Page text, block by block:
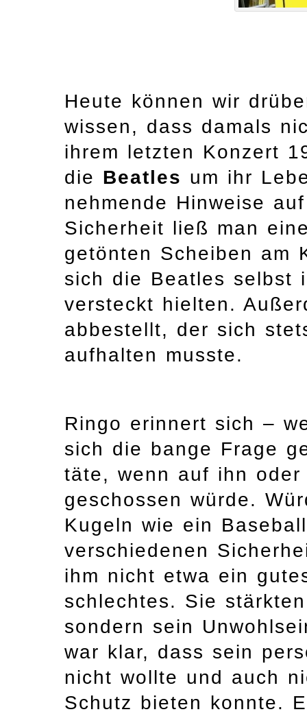
Heute können wir
wissen, dass damals
ihrem letzten Konzert
die Beatles um ihr
nehmende Hinweise
Sicherheit ließ man
getönten Scheiben am
sich die Beatles selbst
versteckt hielten.
abbestellt, der sich
aufhalten musste.
Ringo erinnert sich –
sich die bange Frage
täte, wenn auf ihn
geschossen würde.
Kugeln wie ein
verschiedenen
ihm nicht etwa ein
schlechtes. Sie
sondern sein
war klar, dass sein
nicht wollte und auch
Schutz bieten konnte.